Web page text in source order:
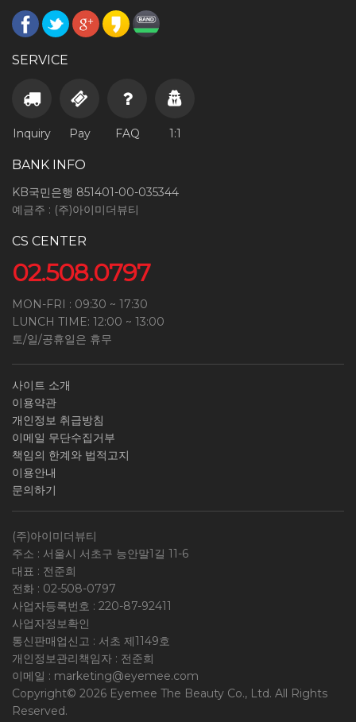
SERVICE
Inquiry Pay FAQ 1:1
BANK INFO
KB국민은행 851401-00-035344
예금주 : (주)아이미더뷰티
CS CENTER
02.508.0797
MON-FRI : 09:30 ~ 17:30
LUNCH TIME: 12:00 ~ 13:00
토/일/공휴일은 휴무
사이트 소개
이용약관
개인정보 취급방침
이메일 무단수집거부
책임의 한계와 법적고지
이용안내
문의하기
(주)아이미더뷰티
주소 : 서울시 서초구 능안말1길 11-6
대표 : 전준희
전화 : 02-508-0797
사업자등록번호 : 220-87-92411
사업자정보확인
통신판매업신고 : 서초 제1149호
개인정보관리책임자 : 전준희
이메일 : marketing@eyemee.com
Copyright© 2026 Eyemee The Beauty Co., Ltd. All Rights
Reserved.